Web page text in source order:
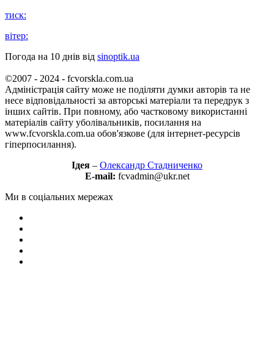
тиск:
вітер:
Погода на 10 днів від sinoptik.ua
©2007 - 2024 - fcvorskla.com.ua
Адміністрація сайту може не поділяти думки авторів та не
несе відповідальності за авторські матеріали та передрук з
інших сайтів. При повному, або частковому використанні
матеріалів сайту уболівальників, посилання на
www.fcvorskla.com.ua обов'язкове (для інтернет-ресурсів
гіперпосилання).
Ідея – Олександр Стадниченко
E-mail: fcvadmin@ukr.net
Ми в соціальних мережах